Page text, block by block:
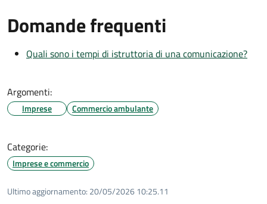
Domande frequenti
Quali sono i tempi di istruttoria di una comunicazione?
Argomenti:
Imprese Commercio ambulante
Categorie:
Imprese e commercio
Ultimo aggiornamento: 20/05/2026 10:25.11